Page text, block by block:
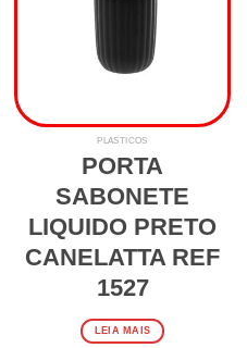
PLASTICOS
PORTA
SABONETE
LIQUIDO PRETO
CANELATTA REF
1527
LEIA MAIS